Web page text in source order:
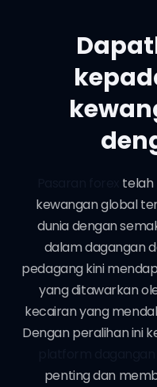
telah
kewangan global
dunia dengan
dalam dagangan
pedagang kini
yang ditawarkan
kecairan yang
Dengan peralihan ini
penting dan